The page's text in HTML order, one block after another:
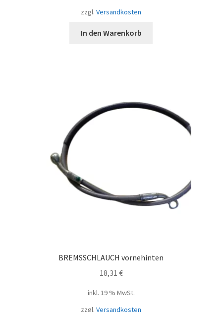
zzgl. Versandkosten
In den Warenkorb
BREMSSCHLAUCH vornehinten
18,31 €
inkl. 19 % MwSt.
zzgl. Versandkosten